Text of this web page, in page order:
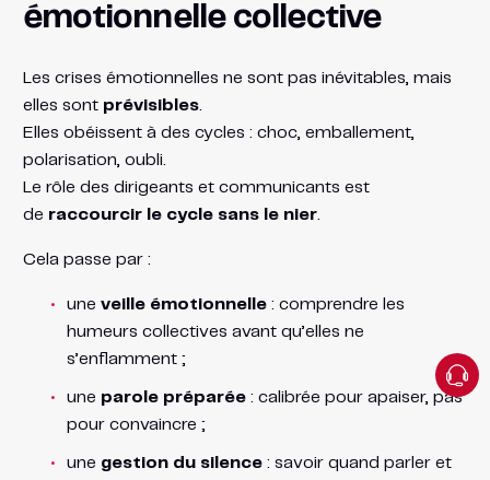
émotionnelle collective
Les crises émotionnelles ne sont pas inévitables, mais
elles sont prévisibles.
Elles obéissent à des cycles : choc, emballement,
polarisation, oubli.
Le rôle des dirigeants et communicants est
de raccourcir le cycle sans le nier.
Cela passe par :
une veille émotionnelle: comprendre les
humeurs collectives avant qu’elles ne
s’enflamment ;
une parole préparée: calibrée pour apaiser, pas
pour convaincre ;
une gestion du silence: savoir quand parler et